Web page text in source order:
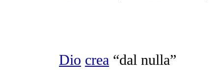
Dio crea “dal nulla”